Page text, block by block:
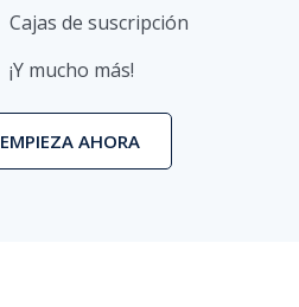
Cajas de suscripción
¡Y mucho más!
EMPIEZA AHORA